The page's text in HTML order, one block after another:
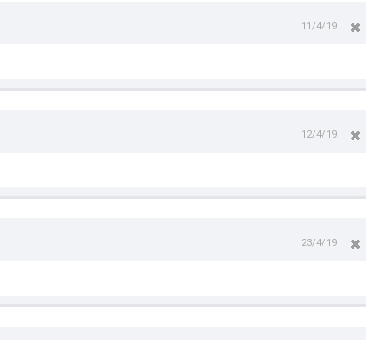
11/4/19
12/4/19
23/4/19